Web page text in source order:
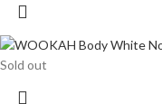
Sold out